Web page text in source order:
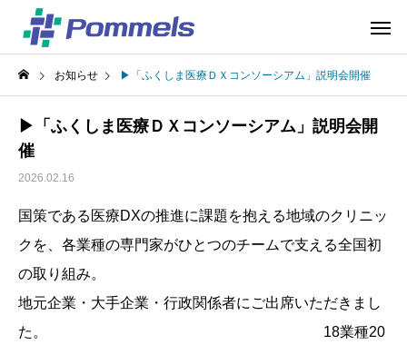
お知らせ ▶「ふくしま医療ＤＸコンソーシアム」説明会開催
▶「ふくしま医療ＤＸコンソーシアム」説明会開
催
2026.02.16
国策である医療DXの推進に課題を抱える地域のクリニッ
クを、各業種の専門家がひとつのチームで支える全国初
の取り組み。
地元企業・大手企業・行政関係者にご出席いただきまし
た。 18業種20